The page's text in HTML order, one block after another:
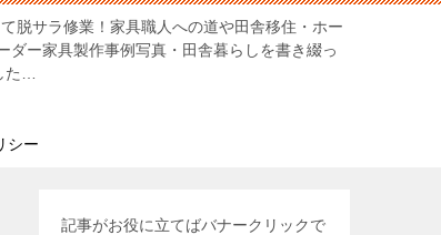
脱サラ修業！家具職人への道や田舎移住・ホー
ダー家具製作事例写真・田舎暮らしを書き綴っ
た…
シー
記事がお役に立てばバナークリックで